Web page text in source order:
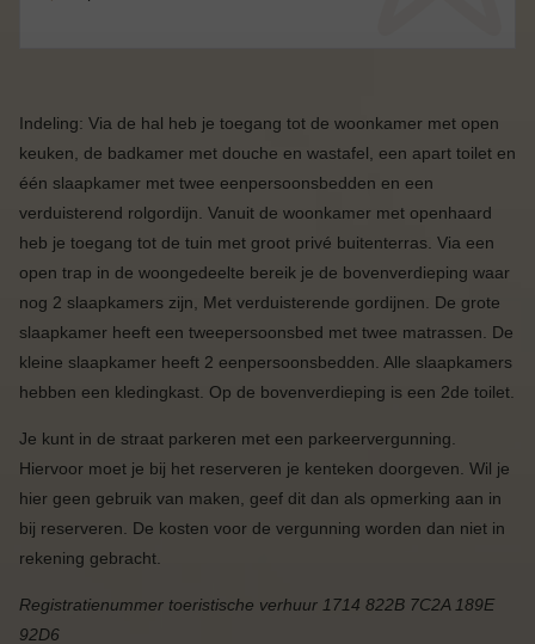
Indeling: Via de hal heb je toegang tot de woonkamer met open
keuken, de badkamer met douche en wastafel, een apart toilet en
één slaapkamer met twee eenpersoonsbedden en een
verduisterend rolgordijn. Vanuit de woonkamer met openhaard
heb je toegang tot de tuin met groot privé buitenterras. Via een
open trap in de woongedeelte bereik je de bovenverdieping waar
nog 2 slaapkamers zijn, Met verduisterende gordijnen. De grote
slaapkamer heeft een tweepersoonsbed met twee matrassen. De
kleine slaapkamer heeft 2 eenpersoonsbedden. Alle slaapkamers
hebben een kledingkast. Op de bovenverdieping is een 2de toilet.
Je kunt in de straat parkeren met een parkeervergunning.
Hiervoor moet je bij het reserveren je kenteken doorgeven. Wil je
hier geen gebruik van maken, geef dit dan als opmerking aan in
bij reserveren. De kosten voor de vergunning worden dan niet in
rekening gebracht.
Registratienummer toeristische verhuur 1714 822B 7C2A 189E
92D6